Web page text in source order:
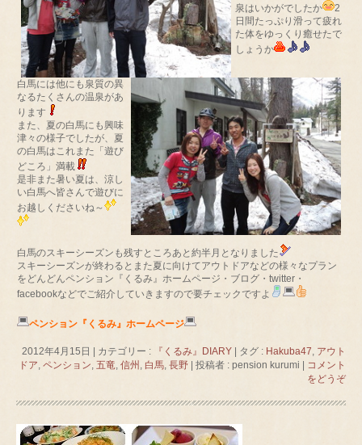
泉はいかがでしたか
2
日間たっぷり滑って疲れ
た体をゆっくり癒せたで
しょうか
白馬には他にも泉質の異
なるたくさんの温泉があ
ります
また、夏の白馬にも興味
津々の様子でしたが、夏
の白馬はこれまた「遊び
どころ」満載
是非また暑い夏は、涼し
い白馬へ皆さんで遊びに
お越しくださいね～
白馬のスキーシーズンも残すところあと約半月となりました
スキーシーズンが終わるとまた夏に向けてアウトドアなどの様々なプラン
をどんどんペンション『くるみ』ホームページ・ブログ・twitter・
facebookなどでご紹介していきますので要チェックですよ
ペンション『くるみ』ホームページ
2012年4月15日 カテゴリー : 『くるみ』DIARY タグ : Hakuba47, アウト
ドア, ペンション, 五竜, 信州 , 白馬, 長野 投稿者 : pension kurumi
コメント
をどうぞ